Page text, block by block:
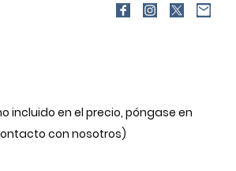
incluido en el precio, póngase en
con nosotros)